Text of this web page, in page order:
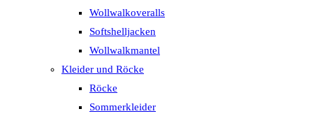
Wollwalkoveralls
Softshelljacken
Wollwalkmantel
Kleider und Röcke
Röcke
Sommerkleider